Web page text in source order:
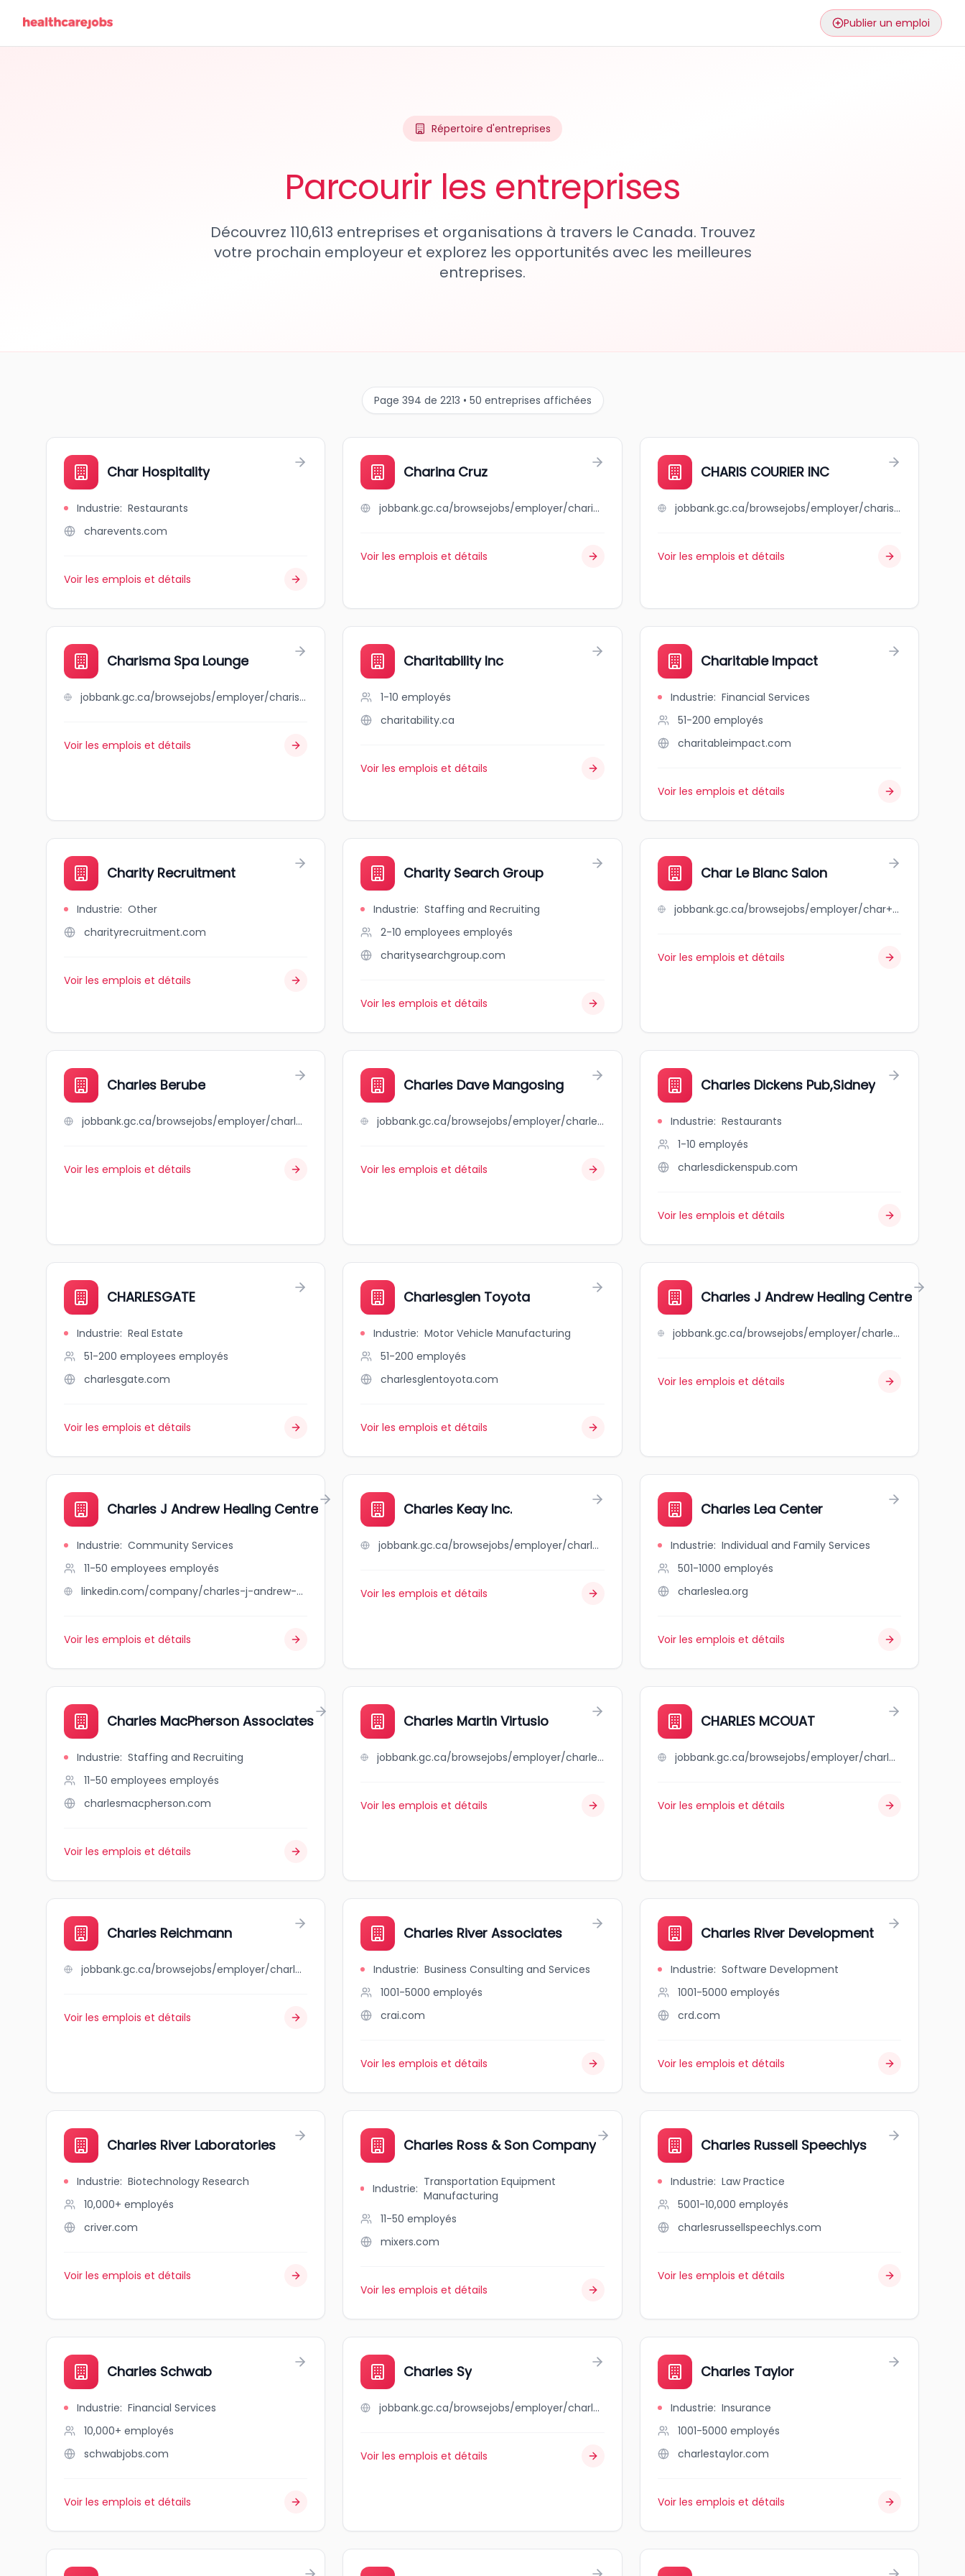
Publier un emploi
Répertoire d'entreprises
Parcourir les entreprises
Découvrez 110,613 entreprises et organisations à travers le Canada. Trouvez
votre prochain employeur et explorez les opportunités avec les meilleures
entreprises.
Page 394 de 2213 • 50 entreprises affichées
Char Hospitality
Industrie: Restaurants
charevents.com
Voir les emplois et détails
Charina Cruz
jobbank.gc.ca/browsejobs/employer/charina+cruz/ca
Voir les emplois et détails
CHARIS COURIER INC
jobbank.gc.ca/browsejobs/employer/charis+courier+inc/ca
Voir les emplois et détails
Charisma Spa Lounge
jobbank.gc.ca/browsejobs/employer/charisma+spa+lounge/ca
Voir les emplois et détails
Charitability Inc
1-10 employés
charitability.ca
Voir les emplois et détails
Charitable Impact
Industrie: Financial Services
51-200 employés
charitableimpact.com
Voir les emplois et détails
Charity Recruitment
Industrie: Other
charityrecruitment.com
Voir les emplois et détails
Charity Search Group
Industrie: Staffing and Recruiting
2-10 employees employés
charitysearchgroup.com
Voir les emplois et détails
Char Le Blanc Salon
jobbank.gc.ca/browsejobs/employer/char+le+blanc+salon/ca
Voir les emplois et détails
Charles Berube
jobbank.gc.ca/browsejobs/employer/charles+berube/ca
Voir les emplois et détails
Charles Dave Mangosing
jobbank.gc.ca/browsejobs/employer/charles+dave+mangosing/ca
Voir les emplois et détails
Charles Dickens Pub,Sidney
Industrie: Restaurants
1-10 employés
charlesdickenspub.com
Voir les emplois et détails
CHARLESGATE
Industrie: Real Estate
51-200 employees employés
charlesgate.com
Voir les emplois et détails
Charlesglen Toyota
Industrie: Motor Vehicle Manufacturing
51-200 employés
charlesglentoyota.com
Voir les emplois et détails
Charles J Andrew Healing Centre
jobbank.gc.ca/browsejobs/employer/charles+j+andrew+healing+centre/ca
Voir les emplois et détails
Charles J Andrew Healing Centre
Industrie: Community Services
11-50 employees employés
linkedin.com/company/charles-j-andrew-healing-centre
Voir les emplois et détails
Charles Keay Inc.
jobbank.gc.ca/browsejobs/employer/charles+keay+inc./ca
Voir les emplois et détails
Charles Lea Center
Industrie: Individual and Family Services
501-1000 employés
charleslea.org
Voir les emplois et détails
Charles MacPherson Associates
Industrie: Staffing and Recruiting
11-50 employees employés
charlesmacpherson.com
Voir les emplois et détails
Charles Martin Virtusio
jobbank.gc.ca/browsejobs/employer/charles+martin+virtusio/ca
Voir les emplois et détails
CHARLES MCOUAT
jobbank.gc.ca/browsejobs/employer/charles+mcouat/ca
Voir les emplois et détails
Charles Reichmann
jobbank.gc.ca/browsejobs/employer/charles+reichmann/ca
Voir les emplois et détails
Charles River Associates
Industrie: Business Consulting and Services
1001-5000 employés
crai.com
Voir les emplois et détails
Charles River Development
Industrie: Software Development
1001-5000 employés
crd.com
Voir les emplois et détails
Charles River Laboratories
Industrie: Biotechnology Research
10,000+ employés
criver.com
Voir les emplois et détails
Charles Ross & Son Company
Industrie: Transportation Equipment
Manufacturing
11-50 employés
mixers.com
Voir les emplois et détails
Charles Russell Speechlys
Industrie: Law Practice
5001-10,000 employés
charlesrussellspeechlys.com
Voir les emplois et détails
Charles Schwab
Industrie: Financial Services
10,000+ employés
schwabjobs.com
Voir les emplois et détails
Charles Sy
jobbank.gc.ca/browsejobs/employer/charles+sy/ca
Voir les emplois et détails
Charles Taylor
Industrie: Insurance
1001-5000 employés
charlestaylor.com
Voir les emplois et détails